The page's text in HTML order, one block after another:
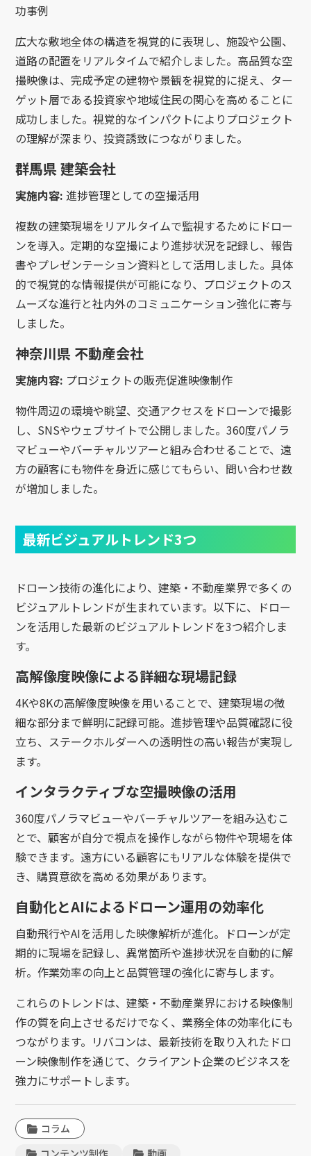
功事例
広大な敷地全体の構造を視覚的に表現し、施設や公園、
道路の配置をリアルタイムで紹介しました。高品質な空
撮映像は、完成予定の建物や景観を視覚的に捉え、ター
ゲット層である投資家や地域住民の関心を高めることに
成功しました。視覚的なインパクトによりプロジェクト
の理解が深まり、投資誘致につながりました。
群馬県 建築会社
実施内容: 進捗管理としての空撮活用
複数の建築現場をリアルタイムで監視するためにドロー
ンを導入。定期的な空撮により進捗状況を記録し、報告
書やプレゼンテーション資料として活用しました。具体
的で視覚的な情報提供が可能になり、プロジェクトのス
ムーズな進行と社内外のコミュニケーション強化に寄与
しました。
神奈川県 不動産会社
実施内容: プロジェクトの販売促進映像制作
物件周辺の環境や眺望、交通アクセスをドローンで撮影
し、SNSやウェブサイトで公開しました。360度パノラ
マビューやバーチャルツアーと組み合わせることで、遠
方の顧客にも物件を身近に感じてもらい、問い合わせ数
が増加しました。
最新ビジュアルトレンド3つ
ドローン技術の進化により、建築・不動産業界で多くの
ビジュアルトレンドが生まれています。以下に、ドロー
ンを活用した最新のビジュアルトレンドを3つ紹介しま
す。
高解像度映像による詳細な現場記録
4Kや8Kの高解像度映像を用いることで、建築現場の微
細な部分まで鮮明に記録可能。進捗管理や品質確認に役
立ち、ステークホルダーへの透明性の高い報告が実現し
ます。
インタラクティブな空撮映像の活用
360度パノラマビューやバーチャルツアーを組み込むこ
とで、顧客が自分で視点を操作しながら物件や現場を体
験できます。遠方にいる顧客にもリアルな体験を提供で
き、購買意欲を高める効果があります。
自動化とAIによるドローン運用の効率化
自動飛行やAIを活用した映像解析が進化。ドローンが定
期的に現場を記録し、異常箇所や進捗状況を自動的に解
析。作業効率の向上と品質管理の強化に寄与します。
これらのトレンドは、建築・不動産業界における映像制
作の質を向上させるだけでなく、業務全体の効率化にも
つながります。リバコンは、最新技術を取り入れたドロ
ーン映像制作を通じて、クライアント企業のビジネスを
強力にサポートします。
コラム
コンテンツ制作
動画